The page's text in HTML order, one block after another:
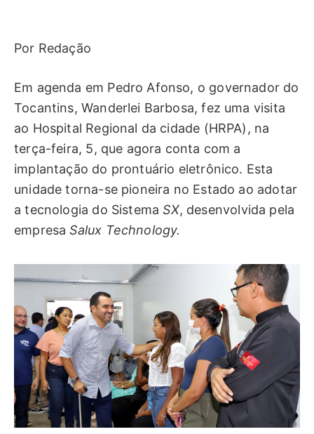
Por Redação
Em agenda em Pedro Afonso, o governador do
Tocantins, Wanderlei Barbosa, fez uma visita
ao Hospital Regional da cidade (HRPA), na
terça-feira, 5, que agora conta com a
implantação do prontuário eletrônico. Esta
unidade torna-se pioneira no Estado ao adotar
a tecnologia do SistemaSX, desenvolvida pela
empresaSalux Technology.